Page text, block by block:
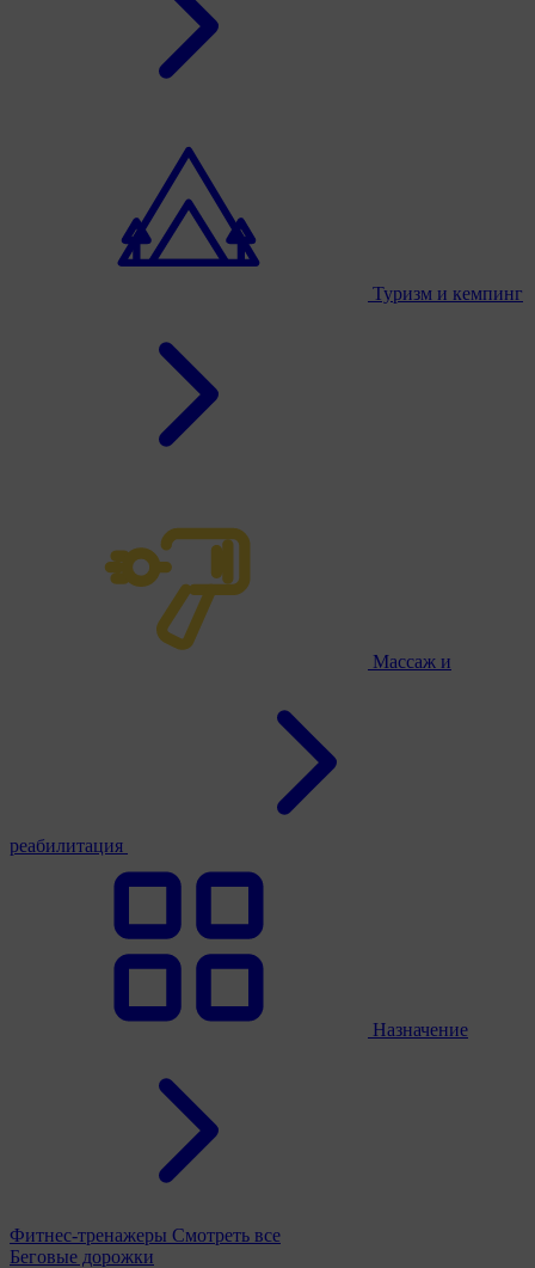
Туризм и кемпинг
Массаж и
реабилитация
Назначение
Фитнес-тренажеры Смотреть все
Беговые дорожки